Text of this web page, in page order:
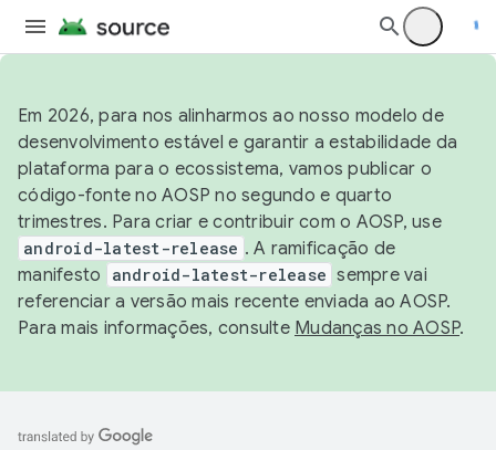
Em 2026, para nos alinharmos ao nosso modelo de
desenvolvimento estável e garantir a estabilidade da
plataforma para o ecossistema, vamos publicar o
código-fonte no AOSP no segundo e quarto
trimestres. Para criar e contribuir com o AOSP, use
android-latest-release . A ramificação de
manifesto
android-latest-release sempre vai
referenciar a versão mais recente enviada ao AOSP.
Para mais informações, consulte Mudanças no AOSP.